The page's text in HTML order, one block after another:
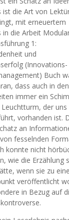
ist die Art von
mit erneuertem
in die Arbeit
1:
und
(Innovations-
Buch
dass auch in den
immer ein
der uns
vorhanden ist.
an
fesselnden
konnte nicht
wie die Erzählung
wenn sie zu
veröffentlicht
in Bezug auf